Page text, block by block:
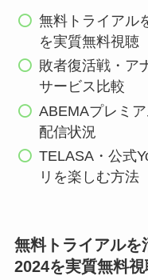
無料トライアル
を実質無料視聴
敗者復活戦・ア
サービス比較
ABEMAプレミ
配信状況
TELASA・公式
リを楽しむ方法
無料トライアルを
2024を実質無料視